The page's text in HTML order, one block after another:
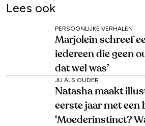
Lees ook
PERSOONLIJKE VERHALEN
Marjolein schreef
iedereen die geen
dat wel was’
JIJ ALS OUDER
Natasha maakt
eerste jaar met een
‘Moederinstinct?